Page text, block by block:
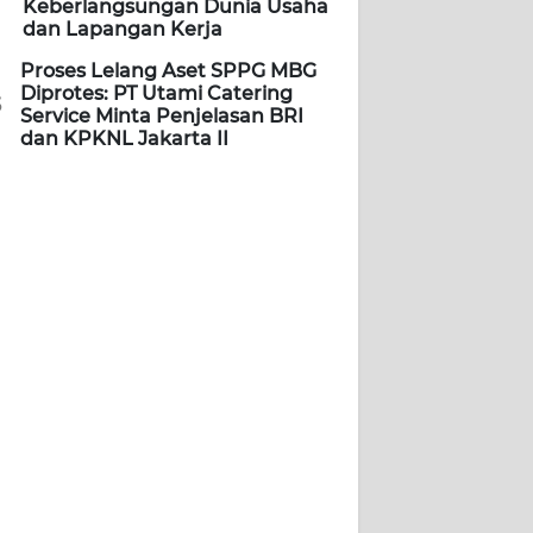
Keberlangsungan Dunia Usaha
dan Lapangan Kerja
Proses Lelang Aset SPPG MBG
Diprotes: PT Utami Catering
Service Minta Penjelasan BRI
dan KPKNL Jakarta II